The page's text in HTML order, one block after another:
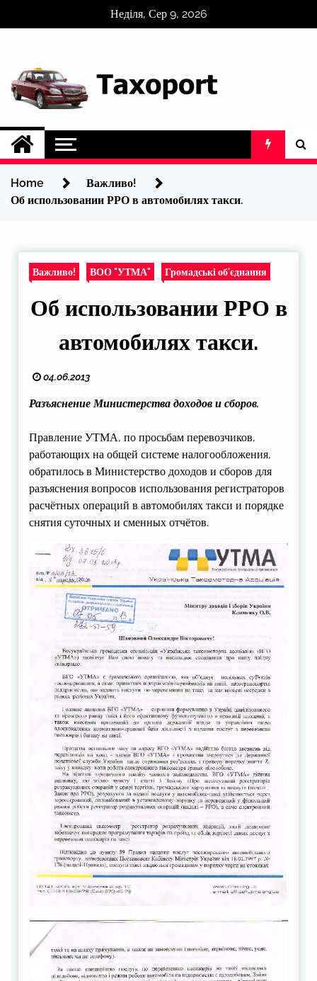
Неділя, Сер 9, 2026
Home
Важливо!
Об использовании РРО в автомобилях такси.
Важливо! ВОО "УТМА" Громадські об'єднання
Об использовании РРО в
автомобилях такси.
04.06.2013
Разъяснение Министерства доходов и сборов.
Правление УТМА, по просьбам перевозчиков,
работающих на общей системе налогообложения,
обратилось в Министерство доходов и сборов для
разъяснения вопросов использования регистраторов
расчётных операций в автомобилях такси и порядке
снятия суточных и сменных отчётов.